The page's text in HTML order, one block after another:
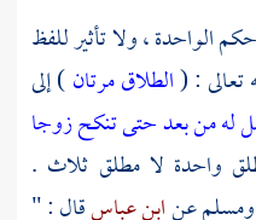
الواحدة ، ولا تأثير للفظ
: (الطلاق مرتان) إلى
له من بعد حتى تنكح زوجا
واحدة لا مطلق ثلاث .
ومسلمعنابن عباسقال : "